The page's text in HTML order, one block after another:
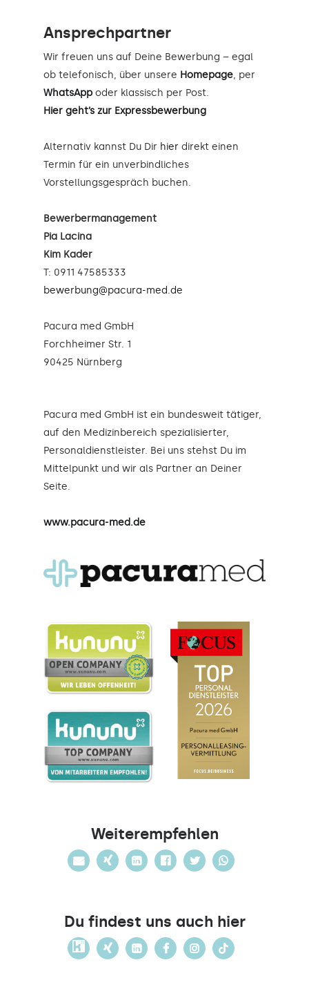
Ansprechpartner
Wir freuen uns auf Deine Bewerbung – egal
ob telefonisch, über unsere Homepage, per
WhatsApp oder klassisch per Post.
Hier geht’s zur Expressbewerbung
Alternativ kannst Du Dir hier direkt einen
Termin für ein unverbindliches
Vorstellungsgespräch buchen.
Bewerbermanagement
Pia Lacina
Kim Kader
T: 0911 47585333
bewerbung@pacura-med.de
Pacura med GmbH
Forchheimer Str. 1
90425 Nürnberg
Pacura med GmbH ist ein bundesweit tätiger,
auf den Medizinbereich spezialisierter,
Personaldienstleister. Bei uns stehst Du im
Mittelpunkt und wir als Partner an Deiner
Seite.
www.pacura-med.de
Weiterempfehlen
Du findest uns auch hier